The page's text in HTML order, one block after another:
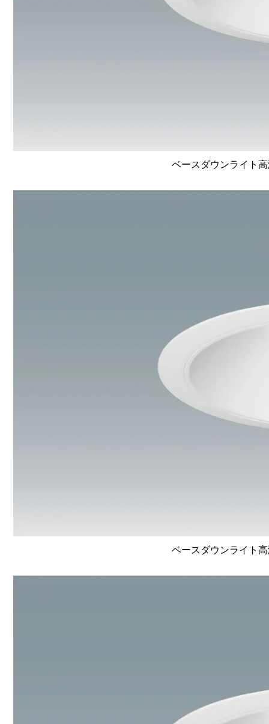
ベースダウンライト
ベースダウンライト